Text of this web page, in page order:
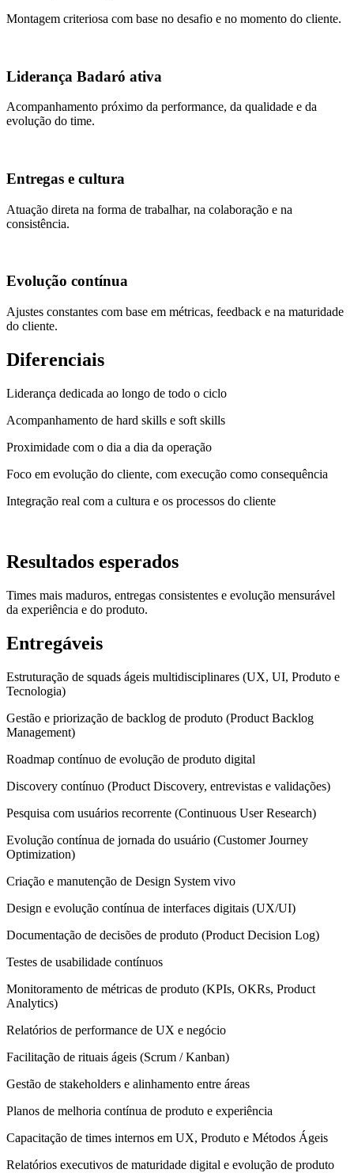
Montagem criteriosa com base no desafio e no momento do cliente.
Liderança Badaró ativa
Acompanhamento próximo da performance, da qualidade e da
evolução do time.
Entregas e cultura
Atuação direta na forma de trabalhar, na colaboração e na
consistência.
Evolução contínua
Ajustes constantes com base em métricas, feedback e na maturidade
do cliente.
Diferenciais
Liderança dedicada ao longo de todo o ciclo
Acompanhamento de hard skills e soft skills
Proximidade com o dia a dia da operação
Foco em evolução do cliente, com execução como consequência
Integração real com a cultura e os processos do cliente
Resultados esperados
Times mais maduros, entregas consistentes e evolução mensurável
da experiência e do produto.
Entregáveis
Estruturação de squads ágeis multidisciplinares (UX, UI, Produto e
Tecnologia)
Gestão e priorização de backlog de produto (Product Backlog
Management)
Roadmap contínuo de evolução de produto digital
Discovery contínuo (Product Discovery, entrevistas e validações)
Pesquisa com usuários recorrente (Continuous User Research)
Evolução contínua de jornada do usuário (Customer Journey
Optimization)
Criação e manutenção de Design System vivo
Design e evolução contínua de interfaces digitais (UX/UI)
Documentação de decisões de produto (Product Decision Log)
Testes de usabilidade contínuos
Monitoramento de métricas de produto (KPIs, OKRs, Product
Analytics)
Relatórios de performance de UX e negócio
Facilitação de rituais ágeis (Scrum / Kanban)
Gestão de stakeholders e alinhamento entre áreas
Planos de melhoria contínua de produto e experiência
Capacitação de times internos em UX, Produto e Métodos Ágeis
Relatórios executivos de maturidade digital e evolução de produto